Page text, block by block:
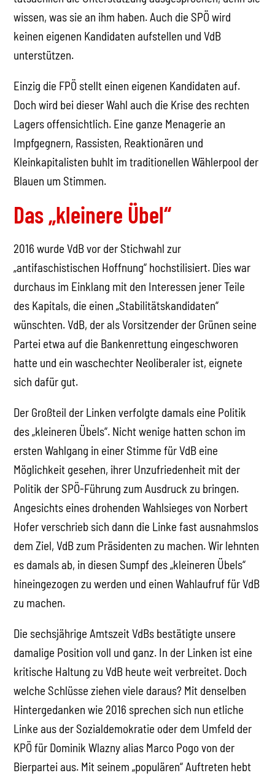
wissen, was sie an ihm haben. Auch die SPÖ wird
keinen eigenen Kandidaten aufstellen und VdB
unterstützen.
Einzig die FPÖ stellt einen eigenen Kandidaten auf.
Doch wird bei dieser Wahl auch die Krise des rechten
Lagers offensichtlich. Eine ganze Menagerie an
Impfgegnern, Rassisten, Reaktionären und
Kleinkapitalisten buhlt im traditionellen Wählerpool der
Blauen um Stimmen.
Das „kleinere Übel“
2016 wurde VdB vor der Stichwahl zur
„antifaschistischen Hoffnung“ hochstilisiert. Dies war
durchaus im Einklang mit den Interessen jener Teile
des Kapitals, die einen „Stabilitätskandidaten“
wünschten. VdB, der als Vorsitzender der Grünen seine
Partei etwa auf die Bankenrettung eingeschworen
hatte und ein waschechter Neoliberaler ist, eignete
sich dafür gut.
Der Großteil der Linken verfolgte damals eine Politik
des „kleineren Übels“. Nicht wenige hatten schon im
ersten Wahlgang in einer Stimme für VdB eine
Möglichkeit gesehen, ihrer Unzufriedenheit mit der
Politik der SPÖ-Führung zum Ausdruck zu bringen.
Angesichts eines drohenden Wahlsieges von Norbert
Hofer verschrieb sich dann die Linke fast ausnahmslos
dem Ziel, VdB zum Präsidenten zu machen. Wir lehnten
es damals ab, in diesen Sumpf des „kleineren Übels“
hineingezogen zu werden und einen Wahlaufruf für VdB
zu machen.
Die sechsjährige Amtszeit VdBs bestätigte unsere
damalige Position voll und ganz. In der Linken ist eine
kritische Haltung zu VdB heute weit verbreitet. Doch
welche Schlüsse ziehen viele daraus? Mit denselben
Hintergedanken wie 2016 sprechen sich nun etliche
Linke aus der Sozialdemokratie oder dem Umfeld der
KPÖ für Dominik Wlazny alias Marco Pogo von der
Bierpartei aus. Mit seinem „populären“ Auftreten hebt